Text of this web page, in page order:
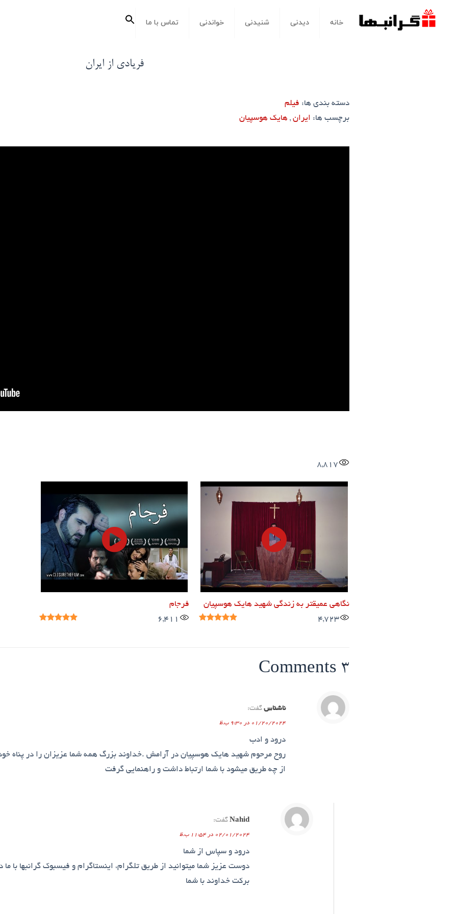
خانه دیدنی شنیدنی خواندنی تماس با ما
جستجو
برای:
دکمه جستجو
فریادی از ایران
دسته بندی ها: فیلم
برچسب ها: ایران, هایک هوسپیان
8,817
نگاهی عمیقتر به زندگی شهید هایک هوسپیان
4,723
فرجام
6,411
3 Comments
ناشناس گفت:
01/20/2024 در 9:30 ب.ظ
درود و ادب
روح مرحوم شهید هایک هوسپیان در آرامش .خداوند بزرگ همه شما عزیزان را در پناه
از چه طریق میشود با شما ارتباط داشت و راهنمایی گرفت
Nahid گفت:
02/01/2024 در 11:54 ب.ظ
درود و سپاس از شما
دوست عزیز شما میتوانید از طریق تلگرام، اینستاگرام و فیسبوک گرانبها با ما
برکت خداوند با شما